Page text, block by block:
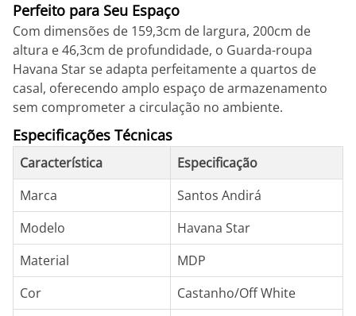
Perfeito para Seu Espaço
Com dimensões de 159,3cm de largura, 200cm de
altura e 46,3cm de profundidade, o Guarda-roupa
Havana Star se adapta perfeitamente a quartos de
casal, oferecendo amplo espaço de armazenamento
sem comprometer a circulação no ambiente.
Especificações Técnicas
Característica
Especificação
Marca
Santos Andirá
Modelo
Havana Star
Material
MDP
Cor
Castanho/Off White